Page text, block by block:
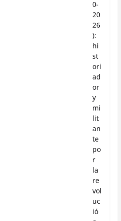
0-
20
26
):
hi
st
ori
ad
or
y
mi
lit
an
te
po
r
la
re
vol
uc
ió